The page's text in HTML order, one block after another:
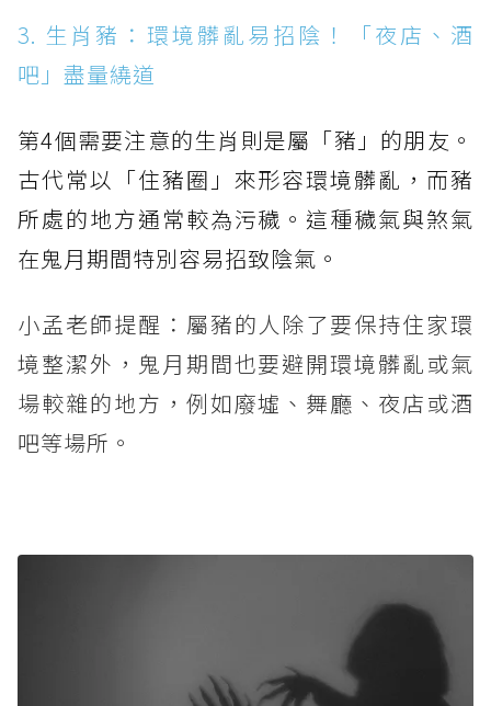
3. 生肖豬：環境髒亂易招陰！「夜店、酒
吧」盡量繞道
第4個需要注意的生肖則是屬「豬」的朋友。
古代常以「住豬圈」來形容環境髒亂，而豬
所處的地方通常較為污穢。這種穢氣與煞氣
在鬼月期間特別容易招致陰氣。
小孟老師提醒：屬豬的人除了要保持住家環
境整潔外，鬼月期間也要避開環境髒亂或氣
場較雜的地方，例如廢墟、舞廳、夜店或酒
吧等場所。